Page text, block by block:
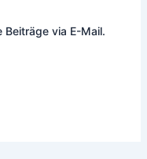
Beiträge via E-Mail.